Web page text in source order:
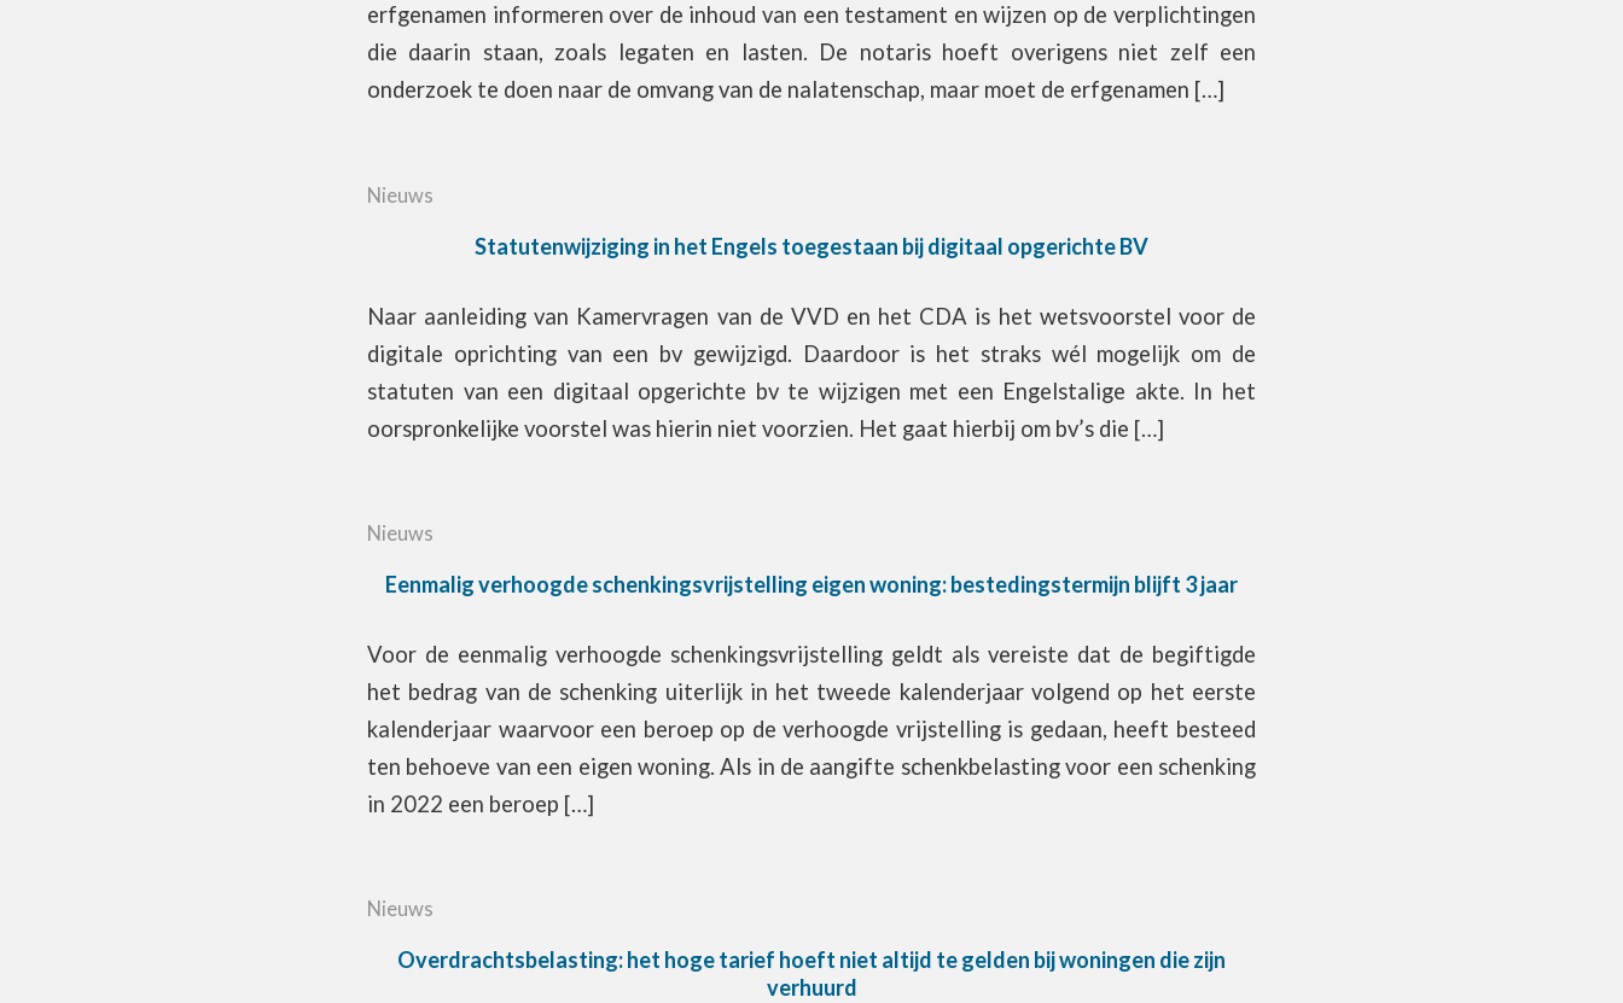
erfgenamen informeren over de inhoud van een testament en wijzen op de verplichtingen
die daarin staan, zoals legaten en lasten. De notaris hoeft overigens niet zelf een
onderzoek te doen naar de omvang van de nalatenschap, maar moet de erfgenamen […]
Nieuws
Statutenwijziging in het Engels toegestaan bij digitaal opgerichte BV
Naar aanleiding van Kamervragen van de VVD en het CDA is het wetsvoorstel voor de
digitale oprichting van een bv gewijzigd. Daardoor is het straks wél mogelijk om de
statuten van een digitaal opgerichte bv te wijzigen met een Engelstalige akte. In het
oorspronkelijke voorstel was hierin niet voorzien. Het gaat hierbij om bv’s die […]
Nieuws
Eenmalig verhoogde schenkingsvrijstelling eigen woning: bestedingstermijn blijft 3 jaar
Voor de eenmalig verhoogde schenkingsvrijstelling geldt als vereiste dat de begiftigde
het bedrag van de schenking uiterlijk in het tweede kalenderjaar volgend op het eerste
kalenderjaar waarvoor een beroep op de verhoogde vrijstelling is gedaan, heeft besteed
ten behoeve van een eigen woning. Als in de aangifte schenkbelasting voor een schenking
in 2022 een beroep […]
Nieuws
Overdrachtsbelasting: het hoge tarief hoeft niet altijd te gelden bij woningen die zijn
verhuurd